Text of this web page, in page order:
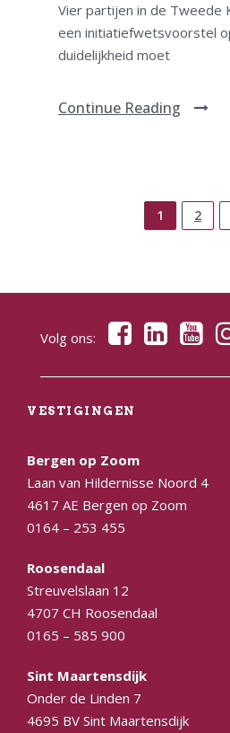
Vier partijen in de Tweede
een initiatiefwetsvoorstel
duidelijkheid moet
Continue Reading
1 2
Volg ons:
VESTIGINGEN
Bergen op Zoom
Laan van Hildernisse Noord 4
4617 AE Bergen op Zoom
0164 – 253 455
Roosendaal
Streuvelslaan 12
4707 CH Roosendaal
0165 – 585 900
Sint Maartensdijk
Onder de Linden 7
4695 BV Sint Maartensdijk